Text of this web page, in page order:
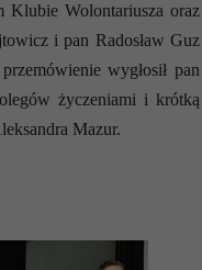
Klubie Wolontariusza oraz
i pan Radosław Guz
wygłosił pan
życzeniami i krótką
Mazur.